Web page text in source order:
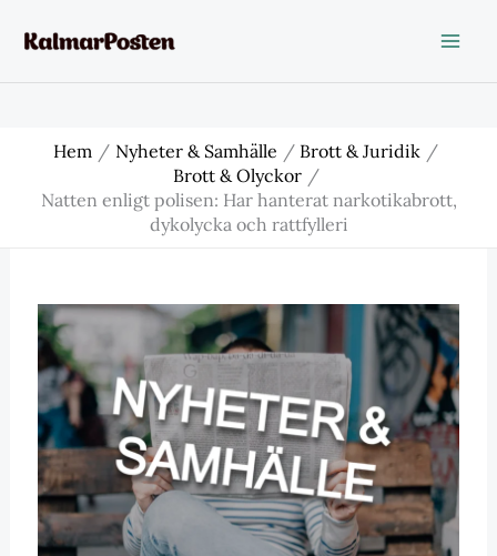
Hem Nyheter & Samhälle
Brott & Juridik
Brott & Olyckor
Natten enligt polisen: Har hanterat narkotikabrott,
dykolycka och rattfylleri